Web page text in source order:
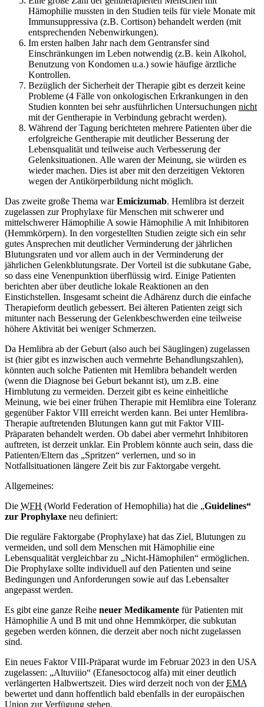
Hämophilie mussten in den Studien teils für viele Monate mit
Immunsuppressiva (z.B. Cortison) behandelt werden (mit
entsprechenden Nebenwirkungen).
Im ersten halben Jahr nach dem Gentransfer sind
Einschränkungen im Leben notwendig (z.B. kein Alkohol,
Benutzung von Kondomen u.a.) sowie häufige ärztliche
Kontrollen.
Bezüglich der Sicherheit der Therapie gibt es derzeit keine
Probleme (4 Fälle von onkologischen Erkrankungen in den
Studien konnten bei sehr ausführlichen Untersuchungen nicht
mit der Gentherapie in Verbindung gebracht werden).
Während der Tagung berichteten mehrere Patienten über die
erfolgreiche Gentherapie mit deutlicher Besserung der
Lebensqualität und teilweise auch Verbesserung der
Gelenksituationen. Alle waren der Meinung, sie würden es
wieder machen. Dies ist aber mit den derzeitigen Vektoren
wegen der Antikörperbildung nicht möglich.
Das zweite große Thema warEmicizumab. Hemlibra ist derzeit
zugelassen zur Prophylaxe für Menschen mit schwerer und
mittelschwerer Hämophilie A sowie Hämophilie A mit Inhibitoren
(Hemmkörpern). In den vorgestellten Studien zeigte sich ein sehr
gutes Ansprechen mit deutlicher Verminderung der jährlichen
Blutungsraten und vor allem auch in der Verminderung der
jährlichen Gelenkblutungsrate. Der Vorteil ist die subkutane Gabe,
so dass eine Venenpunktion überflüssig wird. Einige Patienten
berichten aber über deutliche lokale Reaktionen an den
Einstichstellen. Insgesamt scheint die Adhärenz durch die einfache
Therapieform deutlich gebessert. Bei älteren Patienten zeigt sich
mitunter nach Besserung der Gelenkbeschwerden eine teilweise
höhere Aktivität bei weniger Schmerzen.
Da Hemlibra ab der Geburt (also auch bei Säuglingen) zugelassen
ist (hier gibt es inzwischen auch vermehrte Behandlungszahlen),
könnten auch solche Patienten mit Hemlibra behandelt werden
(wenn die Diagnose bei Geburt bekannt ist), um z.B. eine
Hirnblutung zu vermeiden. Derzeit gibt es keine einheitliche
Meinung, wie bei einer frühen Therapie mit Hemlibra eine Toleranz
gegenüber Faktor VIII erreicht werden kann. Bei unter Hemlibra-
Therapie auftretenden Blutungen kann gut mit Faktor VIII-
Präparaten behandelt werden. Ob dabei aber vermehrt Inhibitoren
auftreten, ist derzeit unklar. Ein Problem könnte auch sein, dass die
Patienten/Eltern das „Spritzen“ verlernen, und so in
Notfallsituationen längere Zeit bis zur Faktorgabe vergeht.
Allgemeines:
Die WFH (World Federation of Hemophilia) hat die „Guidelines“
zur Prophylaxe neu definiert:
Die reguläre Faktorgabe (Prophylaxe) hat das Ziel, Blutungen zu
vermeiden, und soll dem Menschen mit Hämophilie eine
Lebensqualität vergleichbar zu „Nicht-Hämophilen“ ermöglichen.
Die Prophylaxe sollte individuell auf den Patienten und seine
Bedingungen und Anforderungen sowie auf das Lebensalter
angepasst werden.
Es gibt eine ganze Reihe neuer Medikamente für Patienten mit
Hämophilie A und B mit und ohne Hemmkörper, die subkutan
gegeben werden können, die derzeit aber noch nicht zugelassen
sind.
Ein neues Faktor VIII-Präparat wurde im Februar 2023 in den USA
zugelassen: „Altuviiio“ (Efanesoctocog alfa) mit einer deutlich
verlängerten Halbwertszeit. Dies wird derzeit noch von derEMA
bewertet und dann hoffentlich bald ebenfalls in der europäischen
Union zur Verfügung stehen.